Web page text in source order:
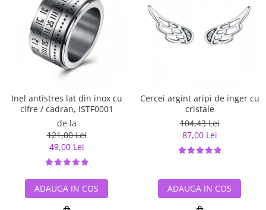
Inel antistres lat din inox cu
cifre / cadran, ISTF0001
de la
121,00 Lei
49,00 Lei
ADAUGA IN COS
Cercei argint aripi de inger cu
cristale
104,43 Lei
87,00 Lei
ADAUGA IN COS